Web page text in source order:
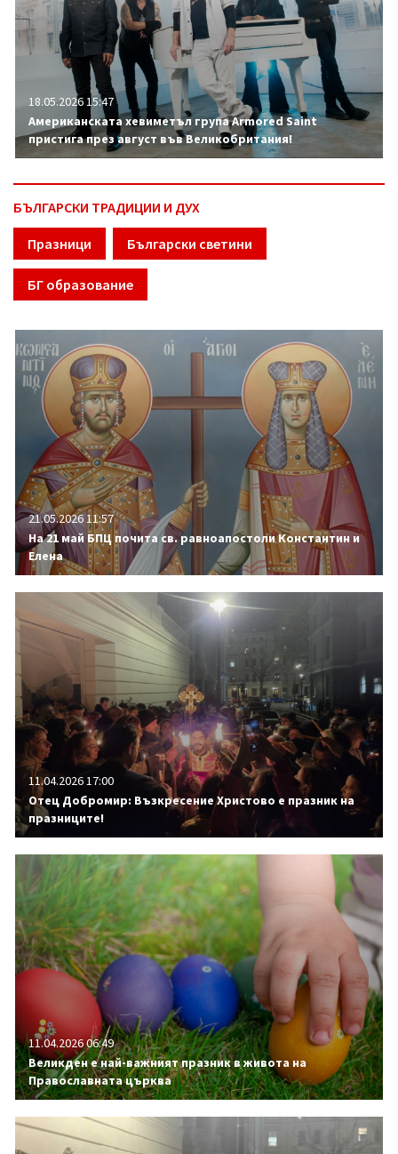
18.05.2026 15:47
Американската хевиметъл група Armored Saint
пристига през август във Великобритания!
БЪЛГАРСКИ ТРАДИЦИИ И ДУХ
Празници Български светини
БГ образование
21.05.2026 11:57
На 21 май БПЦ почита св. равноапостоли Константин и
Елена
11.04.2026 17:00
Отец Добромир: Възкресение Христово е празник на
празниците!
11.04.2026 06:49
Великден е най-важният празник в живота на
Православната църква